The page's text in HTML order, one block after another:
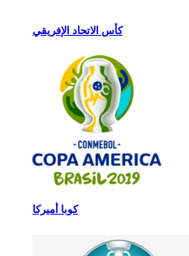
كأس الاتحاد الإفريقي
كوبا أميركا